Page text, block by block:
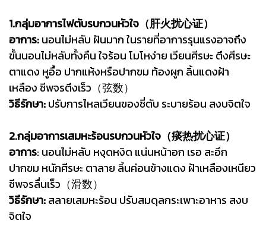
1.กลุ่มอาการไฟตับรบกวนหัวใจ（肝火扰心证）
อาการ:นอนไม่หลับ ฝันมาก ในรายที่อาการรุนแรงอาจถึง
ขั้นนอนไม่หลับทั้งคืน ใจร้อน โมโหง่าย เวียนศีรษะ ตึงศีรษะ
ตาแดง หูอื้อ ปากแห้งหรือปากขม ท้องผูก ลิ้นแดงฝ้า
เหลือง ชีพจรตึงเร็ว（弦数）
วิธีรักษา:ปรับการไหลเวียนของชี่ตับ ระบายร้อน สงบจิตใจ
2.กลุ่มอาการเสมหะร้อนรบกวนหัวใจ（痰热扰心证）
อาการ: นอนไม่หลับ หงุดหงิด แน่นหน้าอก เรอ สะอึก
ปากขม หนักศีรษะ ตาลาย ลิ้นค่อนข้างแดง ฝ้าเหลืองเหนียว
ชีพจรลื่นเร็ว（滑数）
วิธีรักษา:สลายเสมหะร้อน ปรับสมดุลกระเพาะอาหาร สงบ
จิตใจ